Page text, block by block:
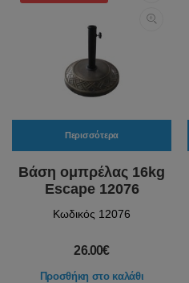
Περισσότερα
Βάση ομπρέλας 16kg
Escape 12076
Κωδικός 12076
26.00€
Προσθήκη στο καλάθι